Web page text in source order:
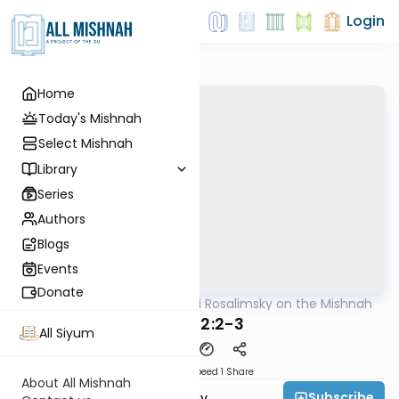
Home
Today's Mishnah
Select Mishnah
Library
Series
Authors
Blogs
Events
Donate
All Siyum
About All Mishnah
Login
Rabbi Avi Rosalimsky on the Mishnah
Peah 2:2-3
Speed 1 Share